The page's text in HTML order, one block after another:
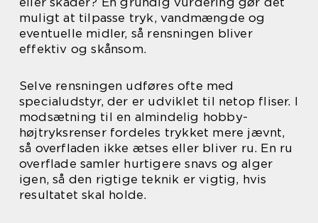
muligt at tilpasse tryk, vandmængde og
eventuelle midler, så rensningen bliver
effektiv og skånsom.
Selve rensningen udføres ofte med
specialudstyr, der er udviklet til netop fliser. I
modsætning til en almindelig hobby-
højtryksrenser fordeles trykket mere jævnt,
så overfladen ikke ætses eller bliver ru. En ru
overflade samler hurtigere snavs og alger
igen, så den rigtige teknik er vigtig, hvis
resultatet skal holde.